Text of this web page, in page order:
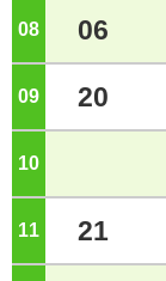
08 06
09 20
10
11 21